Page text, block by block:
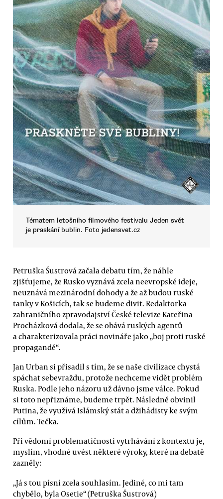
Tématem letošního filmového festivalu Jeden svět
je praskání bublin. Foto jedensvet.cz
Petruška Šustrová začala debatu tím, že náhle
zjišťujeme, že Rusko vyznává zcela neevropské ideje,
neuznává mezinárodní dohody a že až budou ruské
tanky v Košicích, tak se budeme divit. Redaktorka
zahraničního zpravodajství České televize Kateřina
Procházková dodala, že se obává ruských agentů
a charakterizovala práci novináře jako „boj proti ruské
propagandě“.
Jan Urban si přisadil s tím, že se naše civilizace chystá
spáchat sebevraždu, protože nechceme vidět problém
Ruska. Podle jeho názoru už dávno jsme válce. Pokud
si toto nepřiznáme, budeme trpět. Následně obvinil
Putina, že využívá Islámský stát a džihádisty ke svým
cílům. Tečka.
Při vědomí problematičnosti vytrhávání z kontextu je,
myslím, vhodné uvést některé výroky, které na debatě
zazněly:
„Já s tou písní zcela souhlasím. Jediné, co mi tam
chybělo, byla Osetie“ (Petruška Šustrová)